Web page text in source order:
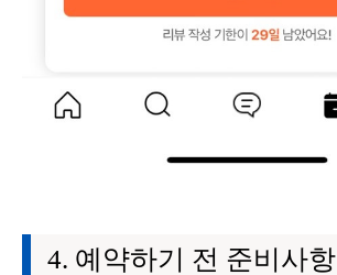
예약하기 전 준비사항